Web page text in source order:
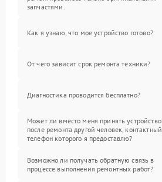
запчастями.
Как я узнаю, что мое устройство готово?
От чего зависит срок ремонта техники?
Диагностика проводится бесплатно?
Может ли вместо меня принять устройство
после ремонта другой человек, контактный
телефон которого я предоставлю?
Возможно ли получать обратную связь в
процессе выполнения ремонтных работ?